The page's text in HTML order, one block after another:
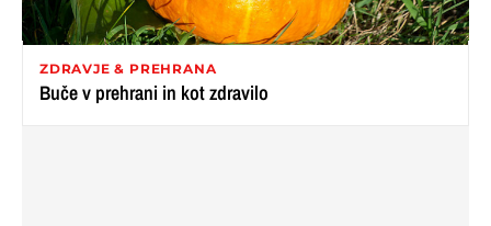
ZDRAVJE & PREHRANA
Buče v prehrani in kot zdravilo